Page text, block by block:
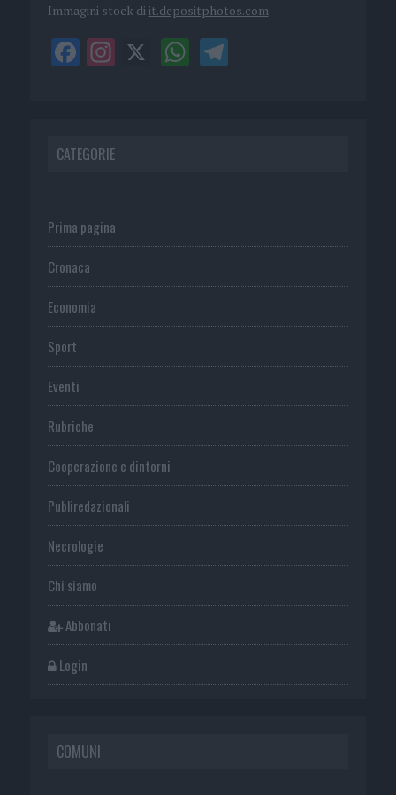
Immagini stock di it.depositphotos.com
CATEGORIE
Prima pagina
Cronaca
Economia
Sport
Eventi
Rubriche
Cooperazione e dintorni
Publiredazionali
Necrologie
Chi siamo
Abbonati
Login
COMUNI